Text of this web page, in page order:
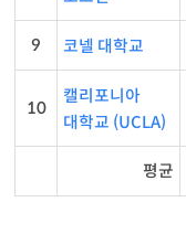
9 코넬 대학교
10
캘리포니아
대학교 (UCLA)
평균